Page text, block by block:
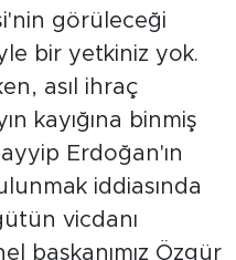
görüleceği
bir yetkiniz yok.
asıl ihraç
kayığına binmiş
Erdoğan'ın
iddiasında
vicdanı
başkanımız Özgür